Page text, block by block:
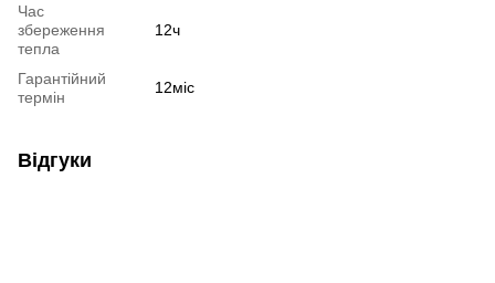
Час
збереження
тепла
12ч
Гарантійний
термін
12міс
Відгуки